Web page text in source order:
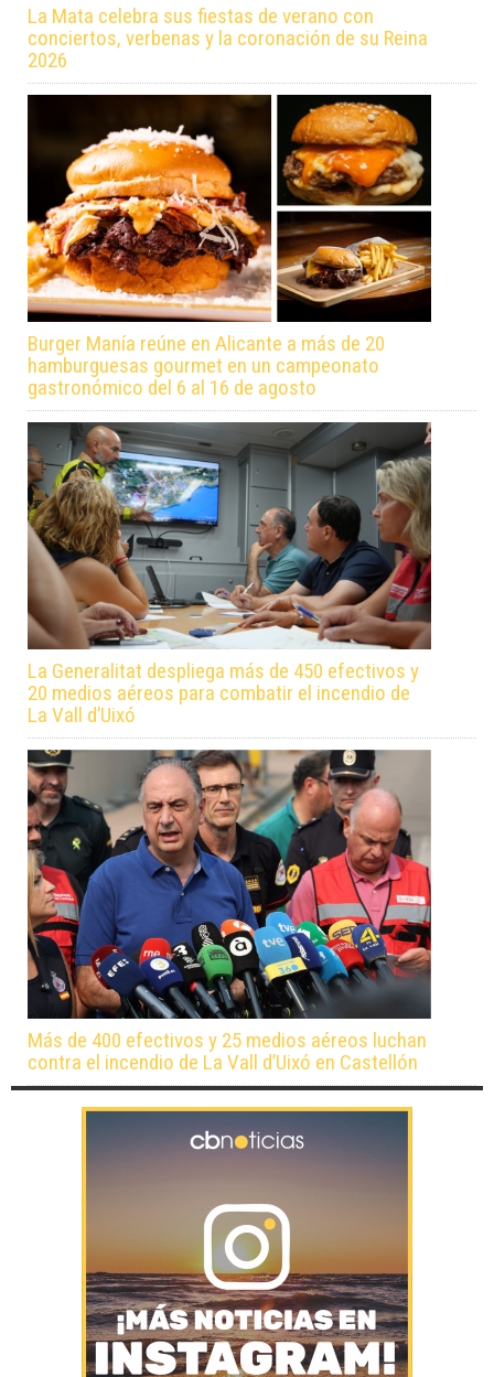
La Mata celebra sus fiestas de verano con
conciertos, verbenas y la coronación de su Reina
2026
Burger Manía reúne en Alicante a más de 20
hamburguesas gourmet en un campeonato
gastronómico del 6 al 16 de agosto
La Generalitat despliega más de 450 efectivos y
20 medios aéreos para combatir el incendio de
La Vall d’Uixó
Más de 400 efectivos y 25 medios aéreos luchan
contra el incendio de La Vall d’Uixó en Castellón